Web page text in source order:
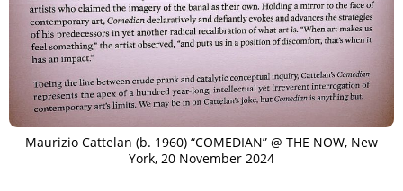
Maurizio Cattelan (b. 1960) “COMEDIAN” @ THE NOW, New
York, 20 November 2024